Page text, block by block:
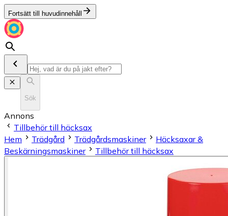
Fortsätt till huvudinnehåll
Sök
Annons
Tillbehör till häcksax
Hem
Trädgård Trädgårdsmaskiner
Häcksaxar &
Beskärningsmaskiner
Tillbehör till häcksax